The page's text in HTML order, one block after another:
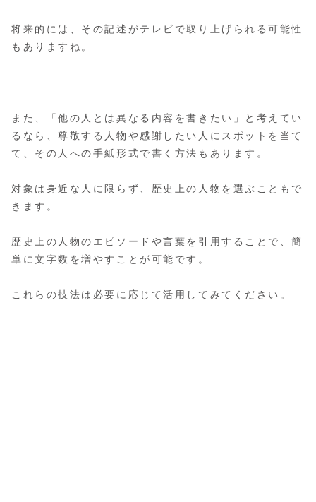
将来的には、その記述がテレビで取り上げられる可能性
もありますね。
また、「他の人とは異なる内容を書きたい」と考えてい
るなら、尊敬する人物や感謝したい人にスポットを当て
て、その人への手紙形式で書く方法もあります。
対象は身近な人に限らず、歴史上の人物を選ぶこともで
きます。
歴史上の人物のエピソードや言葉を引用することで、簡
単に文字数を増やすことが可能です。
これらの技法は必要に応じて活用してみてください。